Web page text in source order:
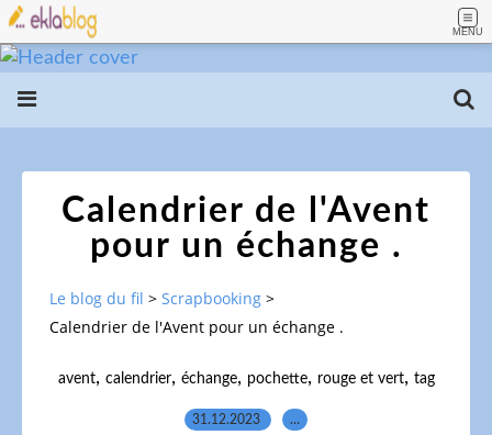
MENU
Calendrier de l'Avent
pour un échange .
Le blog du fil > Scrapbooking >
Calendrier de l'Avent pour un échange .
avent, calendrier, échange, pochette, rouge et vert, tag
31.12.2023 …